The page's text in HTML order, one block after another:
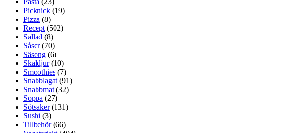
Picknick (19)
Pizza (8)
Recept (502)
Sallad (8)
Såser(70)
Säsong (6)
Skaldjur(10)
Smoothies (7)
Snabblagat (91)
Snabbmat (32)
Soppa (27)
Sötsaker(131)
Sushi (3)
Tillbehör(66)